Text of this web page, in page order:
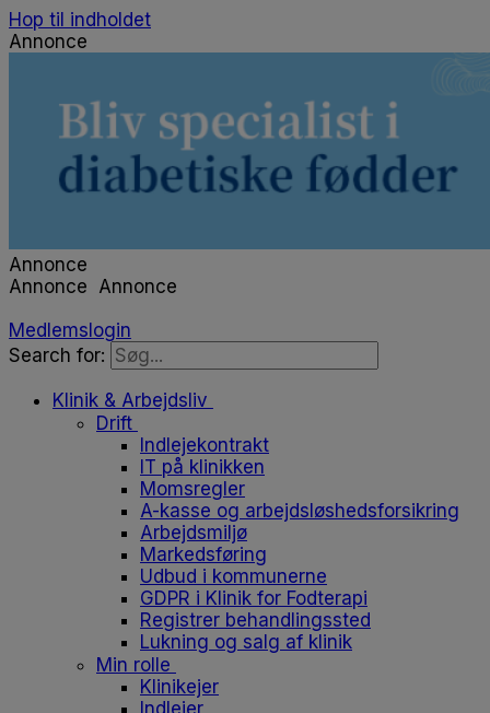
Hop til indholdet
Annonce
Annonce
Annonce Annonce
Medlemslogin
Search for:
Klinik & Arbejdsliv
Drift
Indlejekontrakt
IT på klinikken
Momsregler
A-kasse og arbejdsløshedsforsikring
Arbejdsmiljø
Markedsføring
Udbud i kommunerne
GDPR i Klinik for Fodterapi
Registrer behandlingssted
Lukning og salg af klinik
Min rolle
Klinikejer
Indlejer